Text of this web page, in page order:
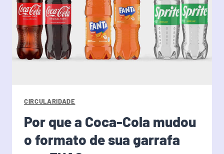
CIRCULARIDADE
Por que a Coca-Cola mudou
o formato de sua garrafa